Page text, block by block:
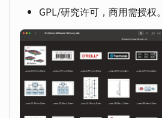
GPL/研究许可，商用需授权。